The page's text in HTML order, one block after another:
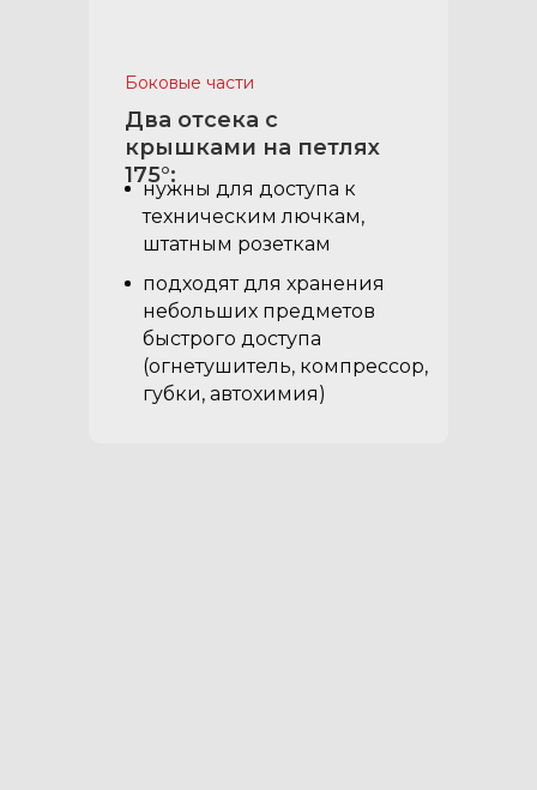
Боковые части
Два отсека с
крышками на петлях
175°:
нужны для доступа к
техническим лючкам,
штатным розеткам
подходят для хранения
небольших предметов
быстрого доступа
(огнетушитель, компрессор,
губки, автохимия)